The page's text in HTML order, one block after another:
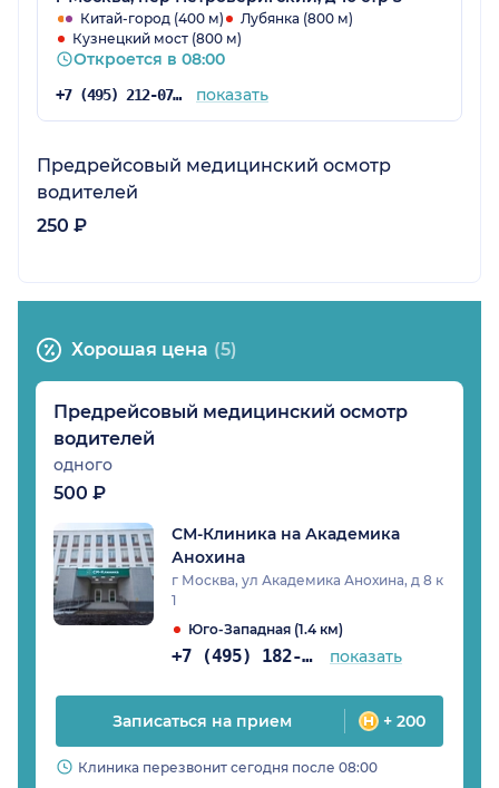
Китай-город (400 м)
Лубянка (800 м)
Кузнецкий мост (800 м)
Откроется в 08:00
+7 (495) 212-07-13 показать
Предрейсовый медицинский осмотр
водителей
250 ₽
Хорошая цена (5)
Предрейсовый медицинский осмотр
водителей
одного
500 ₽
СМ-Клиника на Академика
Анохина
г Москва, ул Академика Анохина, д 8 к
1
Юго-Западная (1.4 км)
+7 (495) 182-00-85 показать
Записаться на прием + 200
Клиника перезвонит сегодня после 08:00